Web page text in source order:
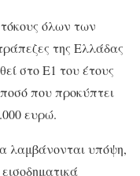
όλων των
της Ελλάδας
στο Ε1 του έτους
που προκύπτει
ευρώ.
λαμβάνονται υπόψη,